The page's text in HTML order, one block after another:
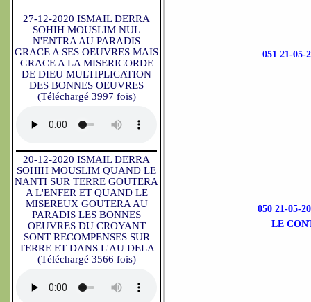
27-12-2020 ISMAIL DERRA
SOHIH MOUSLIM NUL
N'ENTRA AU PARADIS
GRACE A SES OEUVRES MAIS
GRACE A LA MISERICORDE
DE DIEU MULTIPLICATION
DES BONNES OEUVRES
(Téléchargé 3997 fois)
20-12-2020 ISMAIL DERRA
SOHIH MOUSLIM QUAND LE
NANTI SUR TERRE GOUTERA
A L'ENFER ET QUAND LE
MISEREUX GOUTERA AU
PARADIS LES BONNES
OEUVRES DU CROYANT
SONT RECOMPENSES SUR
TERRE ET DANS L'AU DELA
(Téléchargé 3566 fois)
051 21-05-
050 21-05-
LE